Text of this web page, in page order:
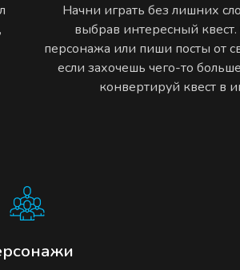
Начни играть без лишних
выбрав интересный
персонажа или пиши посты от
если захочешь чего-то
конвертируй квест в